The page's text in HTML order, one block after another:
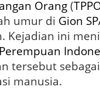
d
a
r
K
P
Orang(
umur di Gion
Kejadian ini
Perempuan
tersebut
manusia.